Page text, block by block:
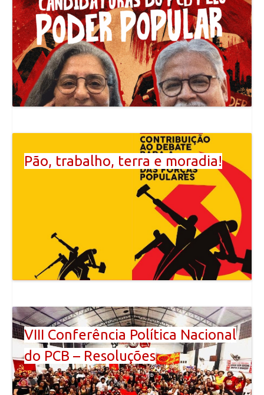
Pão, trabalho, terra e moradia!
VIII Conferência Política Nacional
do PCB – Resoluções